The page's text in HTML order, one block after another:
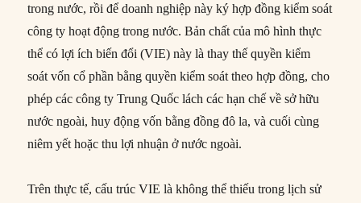
trong nước, rồi để doanh nghiệp này ký hợp đồng kiểm soát
công ty hoạt động trong nước. Bản chất của mô hình thực
thể có lợi ích biến đổi (VIE) này là thay thế quyền kiểm
soát vốn cổ phần bằng quyền kiểm soát theo hợp đồng, cho
phép các công ty Trung Quốc lách các hạn chế về sở hữu
nước ngoài, huy động vốn bằng đồng đô la, và cuối cùng
niêm yết hoặc thu lợi nhuận ở nước ngoài.
Trên thực tế, cấu trúc VIE là không thể thiếu trong lịch sử